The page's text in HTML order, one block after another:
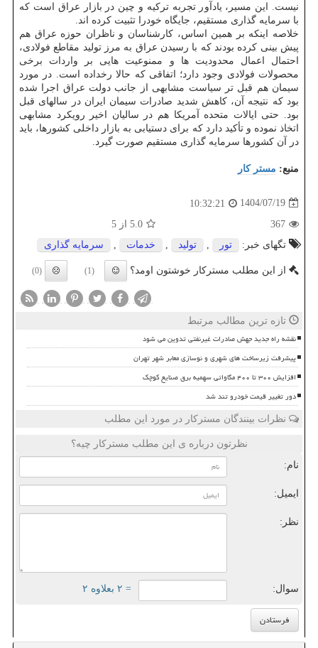
نیست. این مسیر، یادآور تجربه ترکیه و چین در بازار عراق است که
با سرمایه گذاری مستقیم، جایگاه خودرا تثبیت کرده اند.
خلاصه اینکه بر همین اساس، کارشناسان و ناظران حوزه عراق هم
پیش بینی کرده بودند که با رسیدن عراق به مرز تولید مقاطع فولادی،
احتمال اعمال محدودیت ها و ممنوعیت هایی بر واردات برخی
محصولات فولادی وجود دارد؛ اتفاقی که حالا رخداده است. در مورد
سیمان هم قبل تر سیاست مشابهی از جانب دولت عراق اجرا شده
بود که نتیجه آن، کاهش شدید صادرات سیمان ایران در سالهای قبل
بود. حتی ایالات متحده آمریکا هم در سالیان اخیر رویکرد مشابهی
اتخاذ نموده و تأکید دارد که برای دستیابی به بازار داخلی کشورها، باید
در آن کشورها سرمایه گذاری مستقیم صورت گیرد.
منبع: مستر كار
1404/07/19
10:32:21
367
5.0 از 5
تگهای خبر:
تور تولید خدمات سرمایه گذاری
از این مطلب مسترکار خوشتون اومد؟ (1)
(0)
تازه ترین مطالب مرتبط
نقشه راه جدید جهش صادرات غیرنفتی تدوین می شود
پیشرفت زیرساخت های شهری و نوسازی معابر شهر تهران
افزایش ۳۰۰ تا ۴۰۰ مگاواتی سهمیه برق صنایع کوچک
دور تغییر قیمت خودرو تند شد
نظرات بینندگان مسترکار در مورد این مطلب
نظرتون درباره ی این مطلب مسترکار چیه؟
نام:
ایمیل:
نظر:
سوال: = ۲ بعلاوه ۲